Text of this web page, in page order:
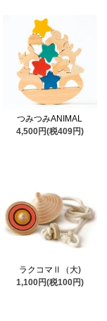
つみつみANIMAL
4,500円(税409円)
ラクコマⅡ（大)
1,100円(税100円)